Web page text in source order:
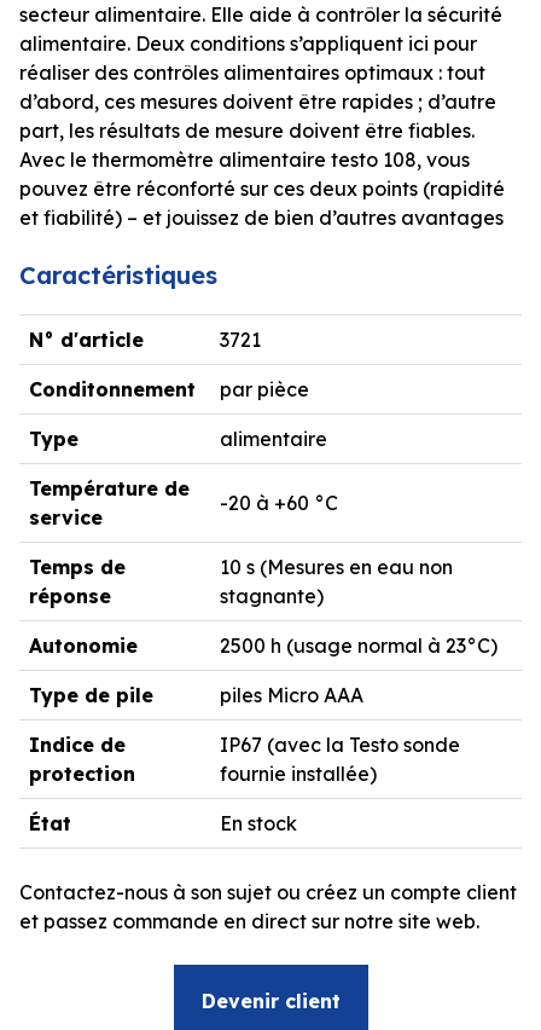
secteur alimentaire. Elle aide à contrôler la sécurité
alimentaire. Deux conditions s’appliquent ici pour
réaliser des contrôles alimentaires optimaux : tout
d’abord, ces mesures doivent être rapides ; d’autre
part, les résultats de mesure doivent être fiables.
Avec le thermomètre alimentaire testo 108, vous
pouvez être réconforté sur ces deux points (rapidité
et fiabilité) – et jouissez de bien d’autres avantages
Caractéristiques
N° d'article 3721
Conditonnement par pièce
Type alimentaire
Température de
service
-20 à +60 °C
Temps de
réponse
10 s (Mesures en eau non
stagnante)
Autonomie 2500 h (usage normal à 23°C)
Type de pile piles Micro AAA
Indice de
protection
IP67 (avec la Testo sonde
fournie installée)
État En stock
Contactez-nous à son sujet ou créez un compte client
et passez commande en direct sur notre site web.
Devenir client